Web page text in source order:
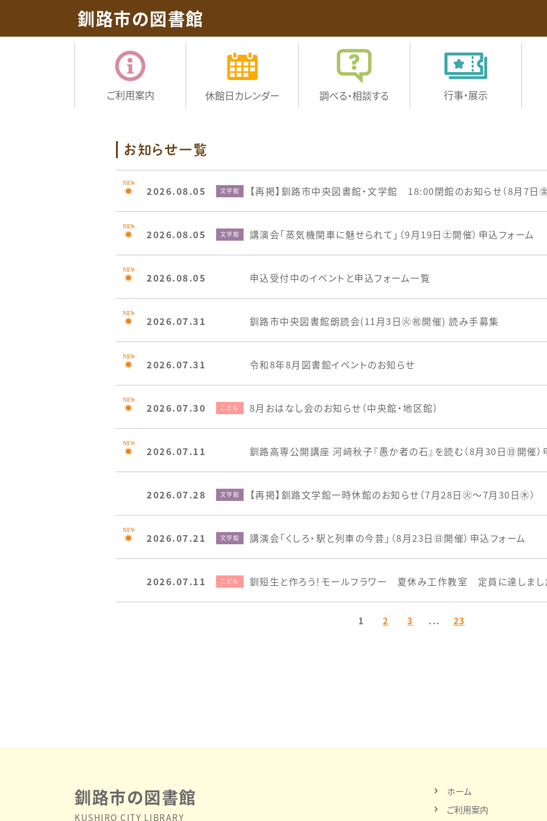
釧路市の図書館
ご利用案内 休館日カレンダー 調べる・相談する 行事・展示
お知らせ一覧
2026.08.05 文学館 【再掲】釧路市中央図書館・文学館 18:00閉館のお知らせ（8月7日㊎
2026.08.05 文学館 講演会「蒸気機関車に魅せられて」（9月19日㊏開催）申込フォーム
2026.08.05 申込受付中のイベントと申込フォーム一覧
2026.07.31 釧路市中央図書館朗読会(11月3日㊋㊗開催) 読み手募集
2026.07.31 令和8年8月図書館イベントのお知らせ
2026.07.30 こども 8月おはなし会のお知らせ（中央館・地区館）
2026.07.11 釧路高専公開講座 河﨑秋子『愚か者の石』を読む（8月30日㊐開催）
2026.07.28 文学館 【再掲】釧路文学館一時休館のお知らせ（7月28日㊋～7月30日㊍）
2026.07.21 文学館 講演会「くしろ・駅と列車の今昔」（8月23日㊐開催）申込フォーム
2026.07.11 こども 釧短生と作ろう！モールフラワー 夏休み工作教室 定員に達しまし
1 2 3 ... 23
釧路市の図書館
KUSHIRO CITY LIBRARY
ホーム
ご利用案内